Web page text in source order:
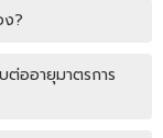
ง?
ออายุมาตรการ